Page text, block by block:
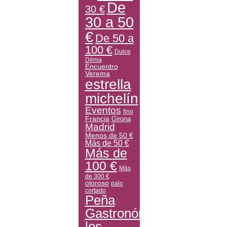
30 € De
30 a 50
€ De 50 a
100 € Dulce
Dénia
Encuentro
Verema
estrella
michelín
Eventos fino
Francia Girona
Madrid
Menos de 50 €
Más de 50 €
Más de
100 € Más
de 300 €
oloroso palo
cortado
Peña
Gastronómica